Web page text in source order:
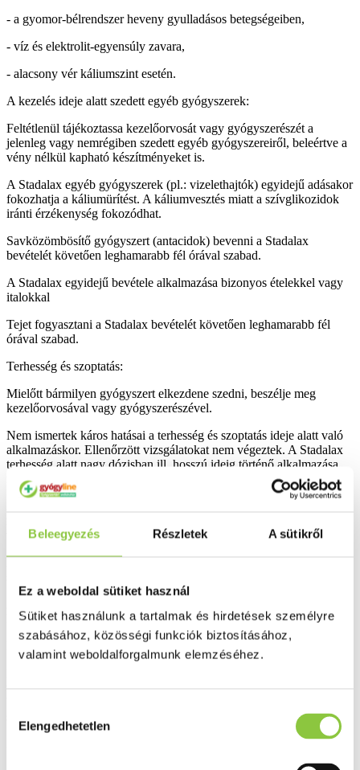
Beleegyezés Részletek A sütikről
Ez a weboldal sütiket használ
Sütiket használunk a tartalmak és hirdetések személyre
szabásához, közösségi funkciók biztosításához,
valamint weboldalforgalmunk elemzéséhez.
kiválasztása
Elengedhetetlen
- a gyomor-bélrendszer heveny gyulladásos betegségeiben,
- víz és elektrolit-egyensúly zavara,
- alacsony vér káliumszint esetén.
A kezelés ideje alatt szedett egyéb gyógyszerek:
Feltétlenül tájékoztassa kezelőorvosát vagy gyógyszerészét a
jelenleg vagy nemrégiben szedett egyéb gyógyszereiről, beleértve a
vény nélkül kapható készítményeket is.
A Stadalax egyéb gyógyszerek (pl.: vizelethajtók) egyidejű adásakor
fokozhatja a káliumürítést. A káliumvesztés miatt a szívglikozidok
iránti érzékenység fokozódhat.
Savközömbösítő gyógyszert (antacidok) bevenni a Stadalax
bevételét követően leghamarabb fél órával szabad.
A Stadalax egyidejű bevétele alkalmazása bizonyos ételekkel vagy
italokkal
Tejet fogyasztani a Stadalax bevételét követően leghamarabb fél
órával szabad.
Terhesség és szoptatás:
Mielőtt bármilyen gyógyszert elkezdene szedni, beszélje meg
kezelőorvosával vagy gyógyszerészével.
Nem ismertek káros hatásai a terhesség és szoptatás ideje alatt való
alkalmazáskor. Ellenőrzött vizsgálatokat nem végeztek. A Stadalax
terhesség alatt nagy dózisban ill. hosszú ideig történő alkalmazása
nem javasolt.
vonatkozólag.
képességeket befolyásoló hatást nem észleltek.
Fontos információk a Stadalax egyes összetevőiről:
3. HOGYAN KELL ALKALMAZNI A STADALAXOT?